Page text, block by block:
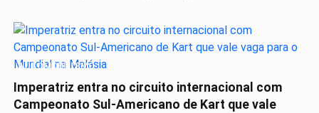
AUTOMOBILISMO
Imperatriz entra no circuito internacional com
Campeonato Sul-Americano de Kart que vale